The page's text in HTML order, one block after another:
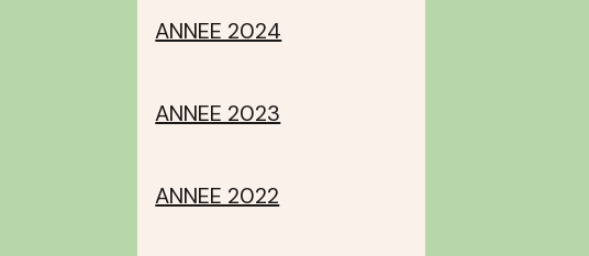
ANNEE 2024
ANNEE 2023
ANNEE 2022